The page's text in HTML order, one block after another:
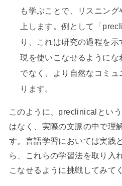
も学ぶことで、リスニン
上します。例として「
り、これは研究の過程を
現を使いこなせるように
でなく、より自然なコミ
ります。
このように、preclinicalとい
はなく、実際の文脈の中で理
す。言語学習においては実践
ら、これらの学習法を取り入
こなせるように挑戦してみて